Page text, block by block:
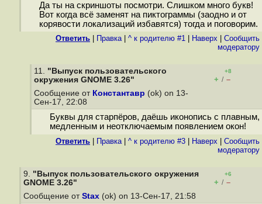
Да ты на скриншоты посмотри. Слишком много букв!
Вот когда всё заменят на пиктограммы (заодно и от
корявости локализаций избавятся) тогда и поговорим.
Ответить Правка| ^ к родителю #1 Наверх
Cообщить
модератору
11. "Выпуск пользовательского
окружения GNOME 3.26"
+8
+ / –
Сообщение от Константавр (ok) on 13-
Сен-17, 22:08
Буквы для старпёров, даёшь иконопись с плавным,
медленным и неотключаемым появлением окон!
Ответить Правка| ^ к родителю #3 Наверх
Cообщить
модератору
9. "Выпуск пользовательского окружения
GNOME 3.26"
+6
+ / –
Сообщение от Stax (ok) on 13-Сен-17, 21:58